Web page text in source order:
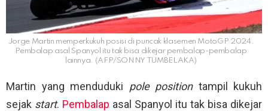
Jorge Martin memperkukuh posisi di puncak klasemen MotoGP 2024.
Pembalap asal Spanyol itu tak bisa dikejar pembalap-pembalap
lainnya. (AFP/SONNY TUMBELAKA)
Martin yang menduduki pole positiontampil kukuh
sejak start. Pembalap asal Spanyol itu tak bisa dikejar